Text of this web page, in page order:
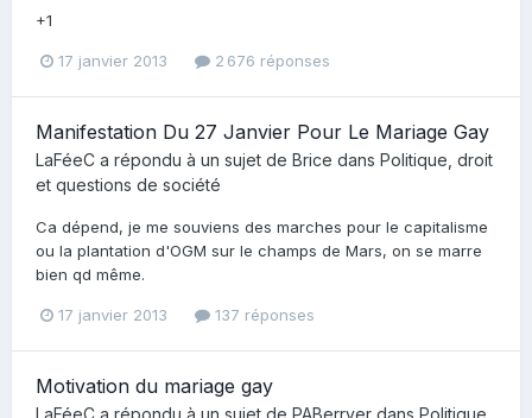
+1
17 janvier 2013 2 676 réponses
Manifestation Du 27 Janvier Pour Le Mariage Gay
LaFéeC a répondu à un sujet de Brice dans Politique, droit
et questions de société
Ca dépend, je me souviens des marches pour le capitalisme
ou la plantation d'OGM sur le champs de Mars, on se marre
bien qd même.
17 janvier 2013 137 réponses
Motivation du mariage gay
LaFéeC a répondu à un sujet de PABerryer dans Politique,